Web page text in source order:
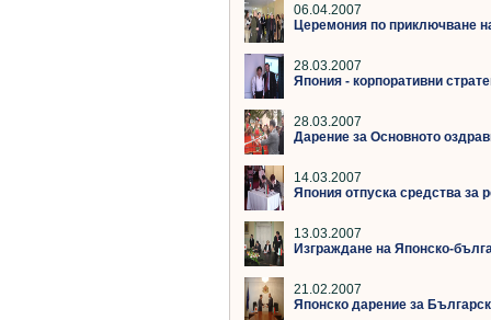
06.04.2007
Церемония по приключване
28.03.2007
Япония - корпоративни
28.03.2007
Дарение за Основното
14.03.2007
Япония отпуска средства за
13.03.2007
Изграждане на Японско-
21.02.2007
Японско дарение за